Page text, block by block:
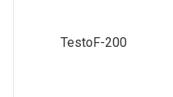
TestoF-200